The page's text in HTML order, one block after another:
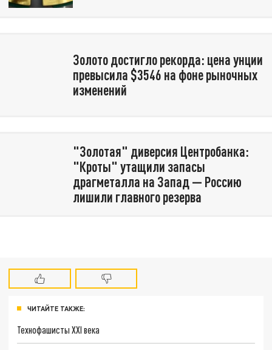
Золото достигло рекорда: цена унции
превысила $3546 на фоне рыночных
изменений
"Золотая" диверсия Центробанка:
"Кроты" утащили запасы
драгметалла на Запад — Россию
лишили главного резерва
ЧИТАЙТЕ ТАКЖЕ:
Технофашисты XXI века